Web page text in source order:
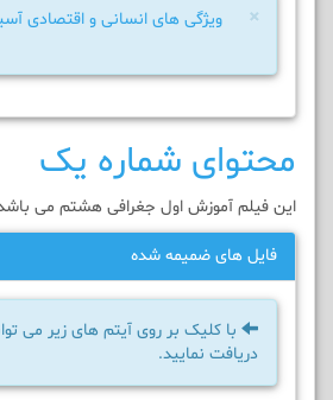
× ویژگی های انسانی و اقتصادی
محتوای شماره یک
این فیلم آموزش اول جغرافی هشتم می
فایل های ضمیمه شده
با کلیک بر روی آیتم های زیر می
دریافت نمایید.